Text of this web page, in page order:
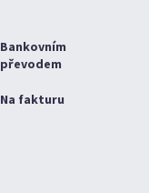
Bankovním
převodem
Na fakturu